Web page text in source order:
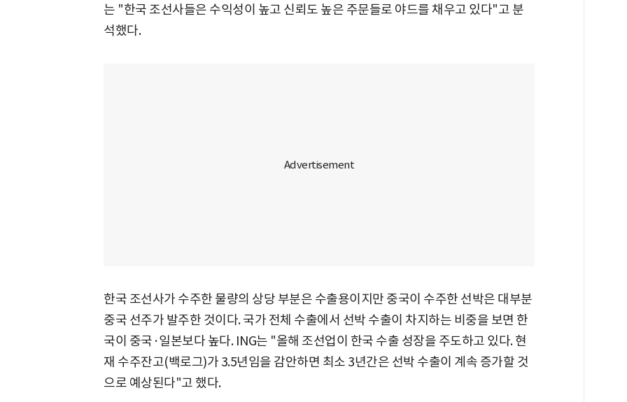
는 "한국 조선사들은 수익성이 높고 신뢰도 높은 주문들로 야드를 채우고 있다"고 분
석했다.
한국 조선사가 수주한 물량의 상당 부분은 수출용이지만 중국이 수주한 선박은 대부분
중국 선주가 발주한 것이다. 국가 전체 수출에서 선박 수출이 차지하는 비중을 보면 한
국이 중국·일본보다 높다. ING는 "올해 조선업이 한국 수출 성장을 주도하고 있다. 현
재 수주잔고(백로그)가 3.5년임을 감안하면 최소 3년간은 선박 수출이 계속 증가할 것
으로 예상된다"고 했다.